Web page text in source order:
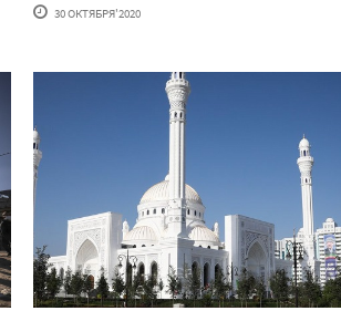
30 ОКТЯБРЯ'2020